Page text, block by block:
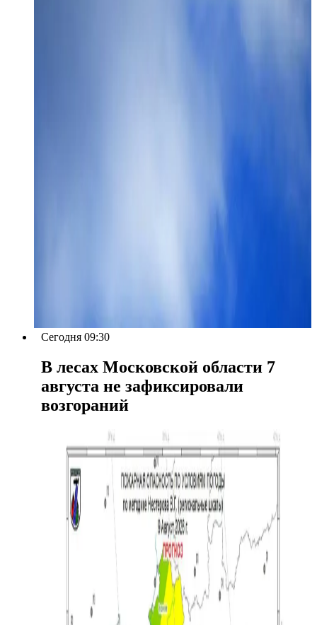
Сегодня 09:30
В лесах Московской области 7
августа не зафиксировали
возгораний